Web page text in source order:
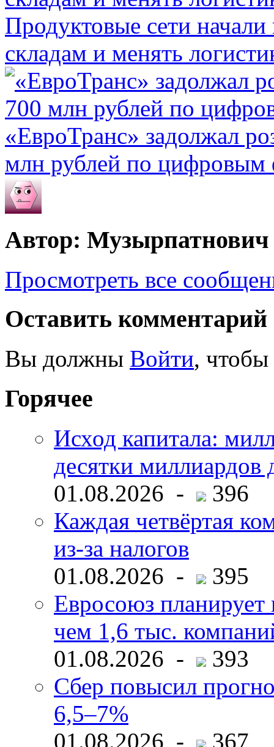
Продуктовые сети начали
складам и менять
«ЕвроТранс» задолжал
млн рублей по цифровым
Автор: Музырпатнович
Просмотреть все
Оставить комментарий
Вы должны Войти, чтобы
Горячее
Исход капитала:
десятки миллиардов
01.08.2026 -
396
Каждая четвёртая
из-за налогов
01.08.2026 -
395
Евросоюз планирует
чем 1,6 тыс.
01.08.2026 -
393
Сбер повысил
6,5–7%
01.08.2026 -
367